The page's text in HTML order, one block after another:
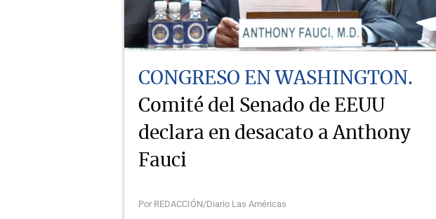
CONGRESO EN WASHINGTON
Comité del Senado de EEUU
declara en desacato a Anthony
Fauci
Por REDACCIÓN/Diario Las Américas